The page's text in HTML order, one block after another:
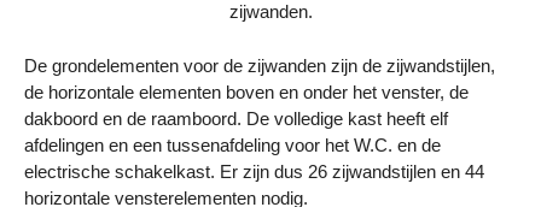
zijwanden.
De grondelementen voor de zijwanden zijn de zijwandstijlen,
de horizontale elementen boven en onder het venster, de
dakboord en de raamboord. De volledige kast heeft elf
afdelingen en een tussenafdeling voor het W.C. en de
electrische schakelkast. Er zijn dus 26 zijwandstijlen en 44
horizontale vensterelementen nodig.